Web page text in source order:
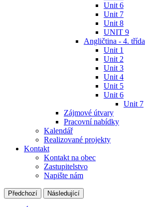
Unit 6
Unit 7
Unit 8
UNIT 9
Angličtina - 4. třída
Unit 1
Unit 2
Unit 3
Unit 4
Unit 5
Unit 6
Unit 7
Zájmové útvary
Pracovní nabídky
Kalendář
Realizované projekty
Kontakt
Kontakt na obec
Zastupitelstvo
Napište nám
Předchozí Následující